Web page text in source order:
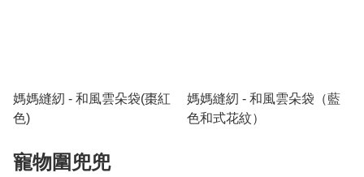
媽媽縫紉 - 和風雲朵袋(棗紅
色)
媽媽縫紉 - 和風雲朵袋（藍
色和式花紋）
寵物圍兜兜